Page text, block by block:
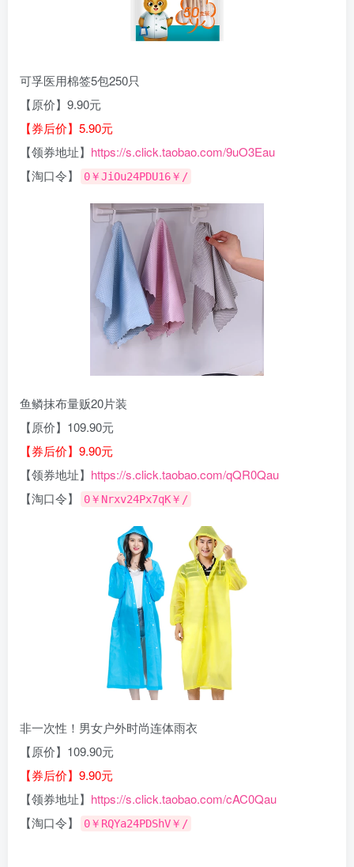
可孚医用棉签5包250只
【原价】9.90元
【券后价】5.90元
【领券地址】 https://s.click.taobao.com/9uO3Eau
【淘口令】
0￥JiOu24PDU16￥/
鱼鳞抹布量贩20片装
【原价】109.90元
【券后价】9.90元
【领券地址】 https://s.click.taobao.com/qQR0Qau
【淘口令】
0￥Nrxv24Px7qK￥/
非一次性！男女户外时尚连体雨衣
【原价】109.90元
【券后价】9.90元
【领券地址】 https://s.click.taobao.com/cAC0Qau
【淘口令】
0￥RQYa24PDShV￥/